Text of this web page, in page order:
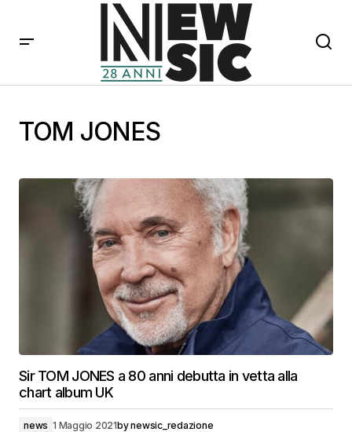
TOM JONES
Sir TOM JONES a 80 anni debutta in vetta alla
chart album UK
news 1 Maggio 2021bynewsic_redazione